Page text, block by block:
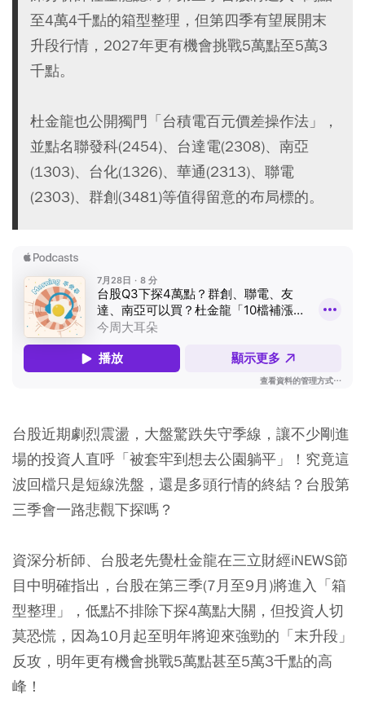
至4萬4千點的箱型整理，但第四季有望展開末
升段行情，2027年更有機會挑戰5萬點至5萬3
千點。
杜金龍也公開獨門「台積電百元價差操作法」，
並點名聯發科(2454)、台達電(2308)、南亞
(1303)、台化(1326)、華通(2313)、聯電
(2303)、群創(3481)等值得留意的布局標的。
台股近期劇烈震盪，大盤驚跌失守季線，讓不少剛進
場的投資人直呼「被套牢到想去公園躺平」！究竟這
波回檔只是短線洗盤，還是多頭行情的終結？台股第
三季會一路悲觀下探嗎？
資深分析師、台股老先覺杜金龍在三立財經iNEWS節
目中明確指出，台股在第三季(7月至9月)將進入「箱
型整理」，低點不排除下探4萬點大關，但投資人切
莫恐慌，因為10月起至明年將迎來強勁的「末升段」
反攻，明年更有機會挑戰5萬點甚至5萬3千點的高
峰！